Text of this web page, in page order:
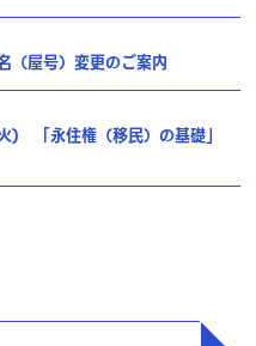
（屋号）変更のご案内
) 「永住権（移民）の基礎」